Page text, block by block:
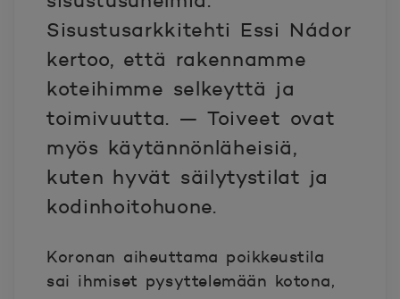
Sisustusarkkitehti Essi Nádor
kertoo, että rakennamme
koteihimme selkeyttä ja
toimivuutta. — Toiveet ovat
myös käytännönläheisiä,
kuten hyvät säilytystilat ja
kodinhoitohuone.
Koronan aiheuttama poikkeustila
sai ihmiset pysyttelemään kotona,